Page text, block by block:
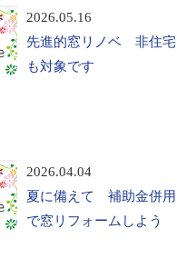
2026.05.16
先進的窓リノベ 非住宅
も対象です
2026.04.04
夏に備えて 補助金併用
で窓リフォームしよう